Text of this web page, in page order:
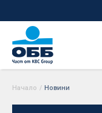
Начало / Новини